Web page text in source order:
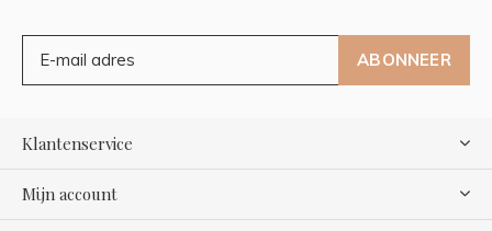
ABONNEER
Klantenservice
Mijn account